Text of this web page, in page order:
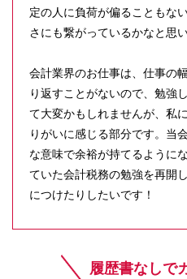
定の人に負荷が偏ることもな
さにも繋がっているかなと思い
会計業界のお仕事は、仕事の
り返すことがないので、勉強
て大変かもしれませんが、私
りがいに感じる部分です。当
な意味で余裕が持てるように
ていた会計税務の勉強を再開
につけたりしたいです！
履歴書なしで